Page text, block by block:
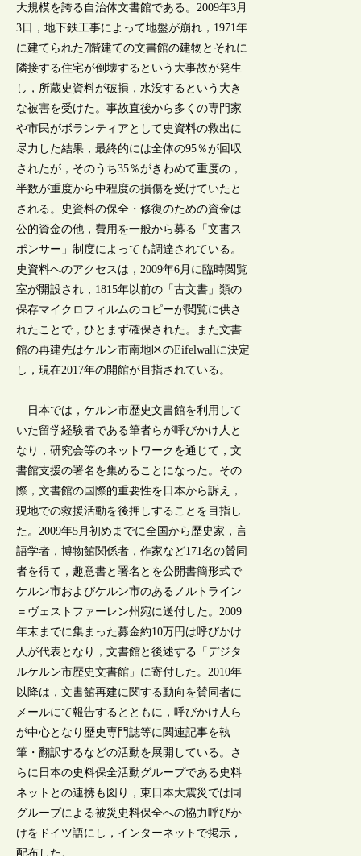
大規模を誇る自治体文書館である。2009年3月
3日，地下鉄工事によって地盤が崩れ，1971年
に建てられた7階建ての文書館の建物とそれに
隣接する住宅が倒壊するという大事故が発生
し，所蔵史資料が破損，水没するという大き
な被害を受けた。事故直後から多くの専門家
や市民がボランティアとして史資料の救出に
尽力した結果，最終的には全体の95％が回収
されたが，そのうち35％がきわめて重度の，
半数が重度から中程度の損傷を受けていたと
される。史資料の保全・修復のための資金は
公的資金の他，費用を一般から募る「文書ス
ポンサー」制度によっても調達されている。
史資料へのアクセスは，2009年6月に臨時閲覧
室が開設され，1815年以前の「古文書」類の
保存マイクロフィルムのコピーが閲覧に供さ
れたことで，ひとまず確保された。また文書
館の再建先はケルン市南地区のEifelwallに決定
し，現在2017年の開館が目指されている。
日本では，ケルン市歴史文書館を利用して
いた留学経験者である筆者らが呼びかけ人と
なり，研究会等のネットワークを通じて，文
書館支援の署名を集めることになった。その
際，文書館の国際的重要性を日本から訴え，
現地での救援活動を後押しすることを目指し
た。2009年5月初めまでに全国から歴史家，言
語学者，博物館関係者，作家など171名の賛同
者を得て，趣意書と署名とを公開書簡形式で
ケルン市およびケルン市のあるノルトライン
＝ヴェストファーレン州宛に送付した。2009
年末までに集まった募金約10万円は呼びかけ
人が代表となり，文書館と後述する「デジタ
ルケルン市歴史文書館」に寄付した。2010年
以降は，文書館再建に関する動向を賛同者に
メールにて報告するとともに，呼びかけ人ら
が中心となり歴史専門誌等に関連記事を執
筆・翻訳するなどの活動を展開している。さ
らに日本の史料保全活動グループである史料
ネットとの連携も図り，東日本大震災では同
グループによる被災史料保全への協力呼びか
けをドイツ語にし，インターネットで掲示，
配布した。